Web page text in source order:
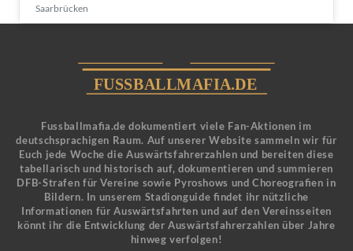
Saarbrücken
Fussballmafia.de dokumentiert viele Fan-Aktionen im
deutschsprachigen Raum. Auf unserer Website sammeln wir für
Euch jede Woche die Auswärtsfahrerzahlen und bereiten diese
tabellarisch und historisch auf, dokumentieren und summieren
DFB-Strafen für Vereine sowie Pyroshows und Choreografien in
Bildern. In unserem Stadionguide findet ihr nützliche
Informationen für Auswärtsfahrten und auf den Vereinsseiten
könnt ihr die Entwicklung der Auswärtsfahrerzahlen über Jahre
hinweg verfolgen!